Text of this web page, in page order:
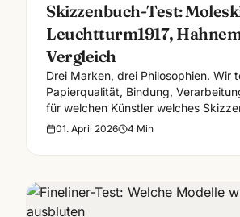
Skizzenbuch-Test:
Leuchtturm1917,
Vergleich
Drei Marken, drei Philosophien. Wir
Papierqualität, Bindung,
für welchen Künstler welches
01. April 2026 4 Min